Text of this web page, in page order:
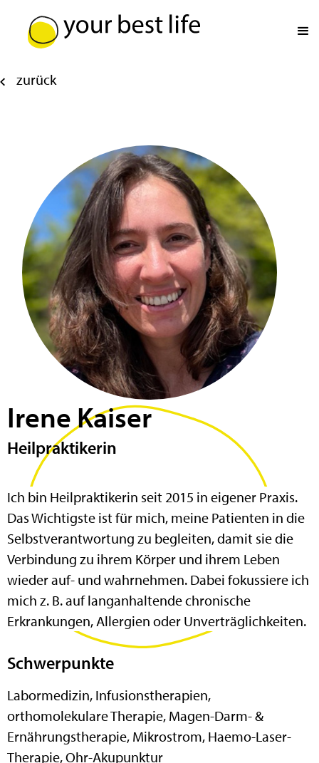
zurück
Irene Kaiser
Heilpraktikerin
Ich bin Heilpraktikerin seit 2015 in eigener Praxis.
Das Wichtigste ist für mich, meine Patienten in die
Selbstverantwortung zu begleiten, damit sie die
Verbindung zu ihrem Körper und ihrem Leben
wieder auf- und wahrnehmen. Dabei fokussiere ich
mich z. B. auf langanhaltende chronische
Erkrankungen, Allergien oder Unverträglichkeiten.
Schwerpunkte
Labormedizin, Infusionstherapien,
orthomolekulare Therapie, Magen-Darm- &
Ernährungstherapie, Mikrostrom, Haemo-Laser-
Therapie, Ohr-Akupunktur